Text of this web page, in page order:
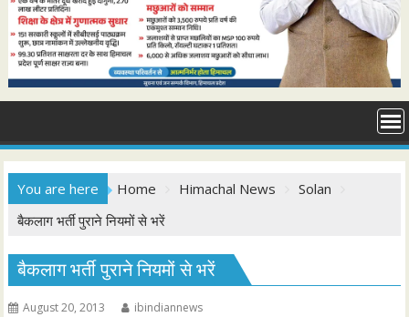
You are here Home Himachal News
Solan
बैकलाग भर्ती पुराने नियमों से भरें
बैकलाग भर्ती पुराने नियमों से भरें
August 20, 2013 ibindiannews